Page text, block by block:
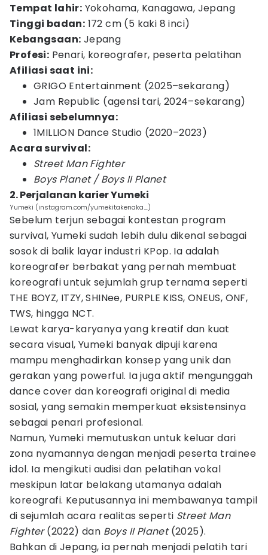
Tempat lahir: Yokohama, Kanagawa, Jepang
Tinggi badan: 172 cm (5 kaki 8 inci)
Kebangsaan: Jepang
Profesi: Penari, koreografer, peserta pelatihan
Afiliasi saat ini:
GRIGO Entertainment (2025–sekarang)
Jam Republic (agensi tari, 2024–sekarang)
Afiliasi sebelumnya:
1MILLION Dance Studio (2020–2023)
Acara survival:
Street Man Fighter
Boys Planet / Boys II Planet
2. Perjalanan karier Yumeki
Yumeki (instagram.com/yumekitakenaka_)
Sebelum terjun sebagai kontestan program
survival, Yumeki sudah lebih dulu dikenal sebagai
sosok di balik layar industri KPop. Ia adalah
koreografer berbakat yang pernah membuat
koreografi untuk sejumlah grup ternama seperti
THE BOYZ, ITZY, SHINee, PURPLE KISS, ONEUS, ONF,
TWS, hingga NCT.
Lewat karya-karyanya yang kreatif dan kuat
secara visual, Yumeki banyak dipuji karena
mampu menghadirkan konsep yang unik dan
gerakan yang powerful. Ia juga aktif mengunggah
dance cover dan koreografi original di media
sosial, yang semakin memperkuat eksistensinya
sebagai penari profesional.
Namun, Yumeki memutuskan untuk keluar dari
zona nyamannya dengan menjadi peserta trainee
idol. Ia mengikuti audisi dan pelatihan vokal
meskipun latar belakang utamanya adalah
koreografi. Keputusannya ini membawanya tampil
di sejumlah acara realitas seperti Street Man
Fighter(2022) dan Boys II Planet(2025).
Bahkan di Jepang, ia pernah menjadi pelatih tari